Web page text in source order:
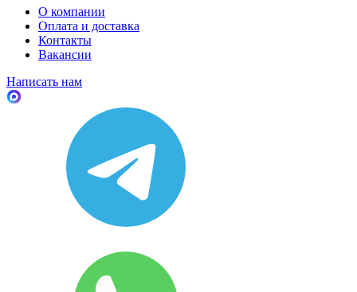
О компании
Оплата и доставка
Контакты
Вакансии
Написать нам